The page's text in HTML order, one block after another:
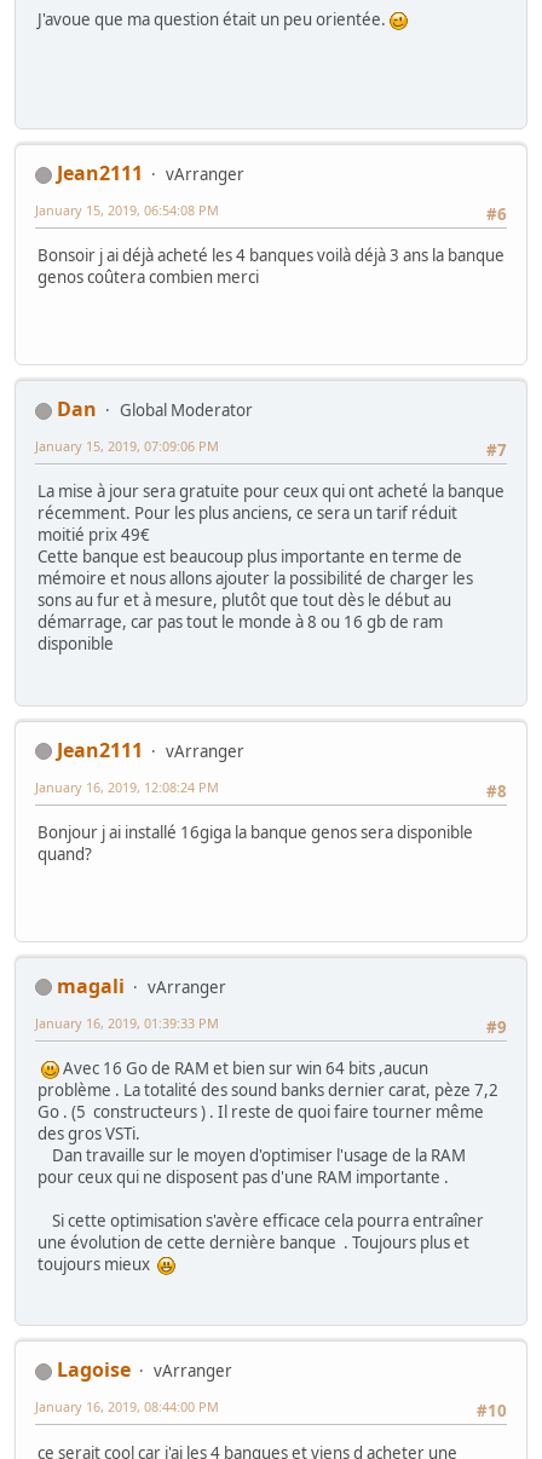
J'avoue que ma question était un peu orientée.
Jean2111
vArranger
#6
January 15, 2019, 06:54:08 PM
Bonsoir j ai déjà acheté les 4 banques voilà déjà 3 ans la banque
genos coûtera combien merci
Dan
Global Moderator
#7
January 15, 2019, 07:09:06 PM
La mise à jour sera gratuite pour ceux qui ont acheté la banque
récemment. Pour les plus anciens, ce sera un tarif réduit
moitié prix 49€
Cette banque est beaucoup plus importante en terme de
mémoire et nous allons ajouter la possibilité de charger les
sons au fur et à mesure, plutôt que tout dès le début au
démarrage, car pas tout le monde à 8 ou 16 gb de ram
disponible
Jean2111
vArranger
#8
January 16, 2019, 12:08:24 PM
Bonjour j ai installé 16giga la banque genos sera disponible
quand?
magali
vArranger
#9
January 16, 2019, 01:39:33 PM
Avec 16 Go de RAM et bien sur win 64 bits ,aucun
problème . La totalité des sound banks dernier carat, pèze 7,2
Go . (5 constructeurs ) . Il reste de quoi faire tourner même
des gros VSTi.
Dan travaille sur le moyen d'optimiser l'usage de la RAM
pour ceux qui ne disposent pas d'une RAM importante .
Si cette optimisation s'avère efficace cela pourra entraîner
une évolution de cette dernière banque . Toujours plus et
toujours mieux
Lagoise
vArranger
#10
January 16, 2019, 08:44:00 PM
ce serait cool car j'ai les 4 banques et viens d acheter une